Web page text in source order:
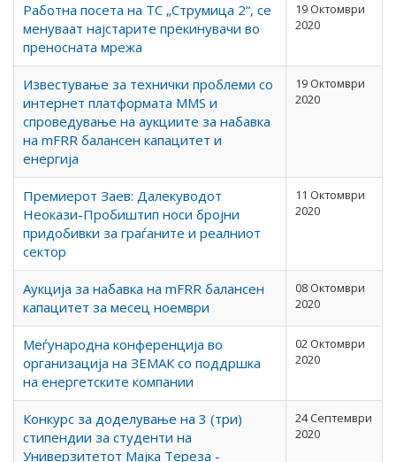
Работна посета на ТС „Струмица 2“, се
менуваат најстарите прекинувачи во
преносната мрежа
19 Октомври
2020
Известување за технички проблеми со
интернет платформата ММS и
спроведување на аукциите за набавка
на mFRR балансен капацитет и
енергија
19 Октомври
2020
Премиерот Заев: Далекуводот
Неокази-Пробиштип носи бројни
придобивки за граѓаните и реалниот
сектор
11 Октомври
2020
Аукција за набавка на mFRR балансен
капацитет за месец ноември
08 Октомври
2020
Меѓународна конференција во
организација на ЗЕМАК со поддршка
на енергетските компании
02 Октомври
2020
Конкурс за доделување на 3 (три)
стипендии за студенти на
Универзитетот Мајка Тереза -
24 Септември
2020